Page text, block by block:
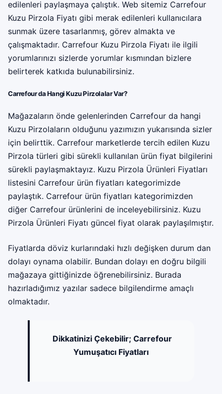
edilenleri paylaşmaya çalıştık. Web sitemiz Carrefour
Kuzu Pirzola Fiyatı gibi merak edilenleri kullanıcılara
sunmak üzere tasarlanmış, görev almakta ve
çalışmaktadır. Carrefour Kuzu Pirzola Fiyatı ile ilgili
yorumlarınızı sizlerde yorumlar kısmından bizlere
belirterek katkıda bulunabilirsiniz.
Carrefour da Hangi Kuzu Pirzolalar Var?
Mağazaların önde gelenlerinden Carrefour da hangi
Kuzu Pirzolaların olduğunu yazımızın yukarısında sizler
için belirttik. Carrefour marketlerde tercih edilen Kuzu
Pirzola türleri gibi sürekli kullanılan ürün fiyat bilgilerini
sürekli paylaşmaktayız. Kuzu Pirzola Ürünleri Fiyatları
listesini Carrefour ürün fiyatları kategorimizde
paylaştık. Carrefour ürün fiyatları kategorimizden
diğer Carrefour ürünlerini de inceleyebilirsiniz. Kuzu
Pirzola Ürünleri Fiyatı güncel fiyat olarak paylaşılmıştır.
Fiyatlarda döviz kurlarındaki hızlı değişken durum dan
dolayı oynama olabilir. Bundan dolayı en doğru bilgili
mağazaya gittiğinizde öğrenebilirsiniz. Burada
hazırladığımız yazılar sadece bilgilendirme amaçlı
olmaktadır.
Dikkatinizi Çekebilir; Carrefour
Yumuşatıcı Fiyatları